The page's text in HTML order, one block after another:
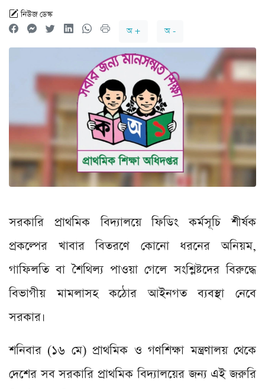
নিউজ ডেস্ক
অ +
অ -
সরকারি প্রাথমিক বিদ্যালয়ে ফিডিং কর্মসূচি শীর্ষক
প্রকল্পের খাবার বিতরণে কোনো ধরনের অনিয়ম,
গাফিলতি বা শৈথিল্য পাওয়া গেলে সংশ্লিষ্টদের বিরুদ্ধে
বিভাগীয় মামলাসহ কঠোর আইনগত ব্যবস্থা নেবে
সরকার।
শনিবার (১৬ মে) প্রাথমিক ও গণশিক্ষা মন্ত্রণালয় থেকে
দেশের সব সরকারি প্রাথমিক বিদ্যালয়ের জন্য এই জরুরি